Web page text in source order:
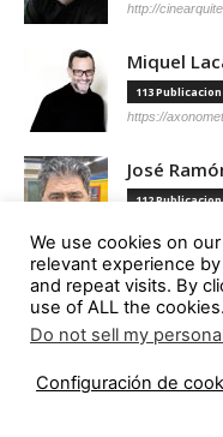
http://
Miquel
113
https://
José
112
Miguel
95 Publicaciones
https://
Ana
We use cookies on
relevant experience
and repeat visits. By
use of ALL the cookies.
Do not sell my
Configuración de